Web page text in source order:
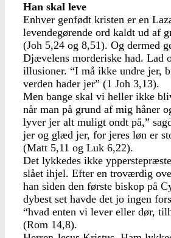
Han skal leve
Enhver genfødt kristen er en
levendegørende ord kaldt ud af
(Joh 5,24 og 8,51). Og dermed
Djævelens morderiske had. Lad
illusioner. “I må ikke undre jer,
verden hader jer” (1 Joh 3,13).
Men bange skal vi heller ikke
når man på grund af mig håner
lyver jer alt muligt ondt på,”
jer og glæd jer, for jeres løn er
(Matt 5,11 og Luk 6,22).
Det lykkedes ikke
slået ihjel. Efter en troværdig
han siden den første biskop på
dybest set havde det jo ingen
“hvad enten vi lever eller dør,
(Rom 14,8).